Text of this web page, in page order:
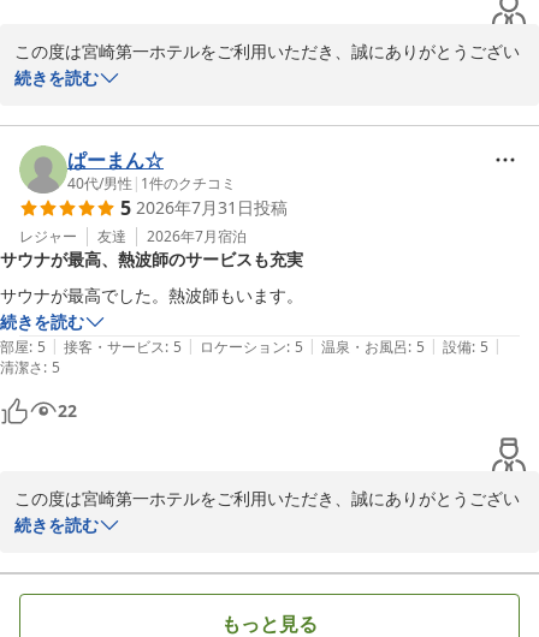
この度は宮崎第一ホテルをご利用いただき、誠にありがとうござい
ました。
温泉やサウナをはじめ、湯上がりサービスや朝食までご満足いただ
けたとのこと、大変嬉しく拝見いたしました。
お飲み物やおつまみのサービスもお楽しみいただき、心もお腹も満
たされるひとときをお過ごしいただけたようで何よりでございま
す。
また、朝食で一日の良いスタートを迎えていただけたとのお言葉
は、スタッフにとって大きな励みになります。
また宮崎へお越しの際は、ぜひ当ホテルでゆっくりとお寛ぎくださ
い。
2026-08-03
続きを読む
ぱーまん☆
40代/男性 | 1件のクチコミ
5 2026年7月31日投稿
レジャー 友達 2026年7月宿泊
サウナが最高、熱波師のサービスも充実
サウナが最高でした。熱波師もいます。
続きを読む
部屋: 5 | 接客・サービス: 5 | ロケーション: 5 | 温泉・お風呂: 5 | 設備: 5 |
清潔さ: 5
22
この度は宮崎第一ホテルをご利用いただき、誠にありがとうござい
ました。
サウナをお楽しみいただき、「最高でした」とのお言葉を頂戴し、
大変嬉しく拝見いたしました。
また、熱波師によるサービスもご満足いただけたようで何よりでご
続きを読む
もっと見る